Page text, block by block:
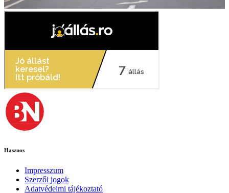
Hasznos
Impresszum
Szerzői jogok
Adatvédelmi tájékoztató